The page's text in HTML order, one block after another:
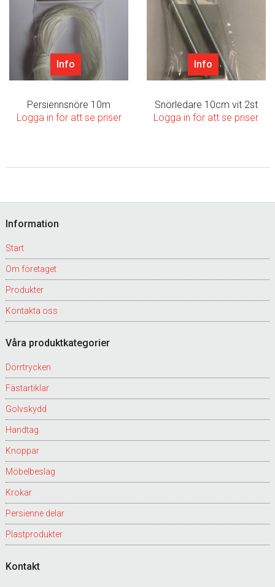
Info
Persiennsnöre 10m
Logga in för att se priser
Info
Snörledare 10cm vit 2st
Logga in för att se priser
Footer
Information
Start
Om företaget
Produkter
Kontakta oss
Våra produktkategorier
Dörrtrycken
Fästartiklar
Golvskydd
Handtag
Knoppar
Möbelbeslag
Krokar
Persienne delar
Plastprodukter
Kontakt